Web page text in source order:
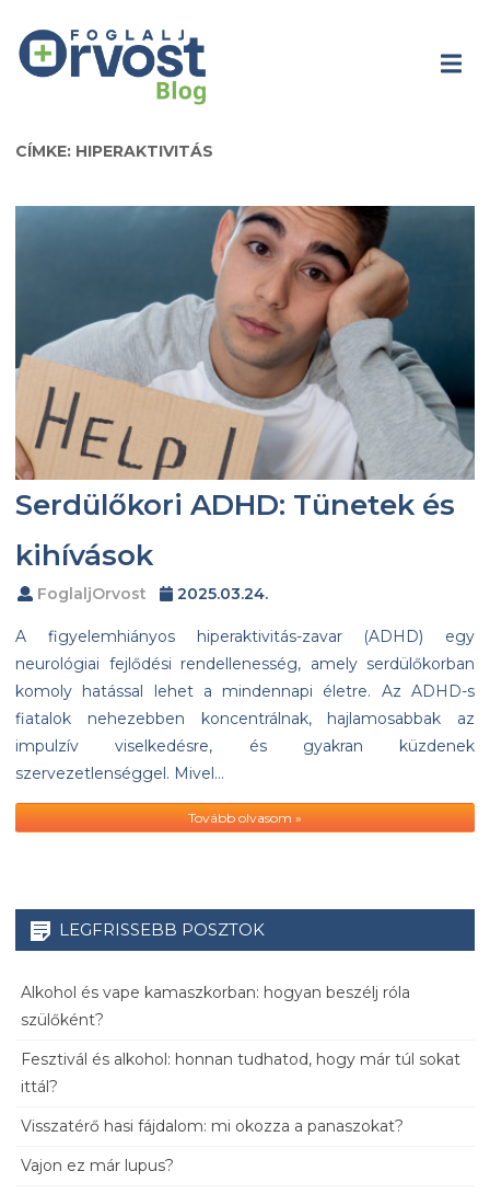
CÍMKE: HIPERAKTIVITÁS
Serdülőkori ADHD: Tünetek és
kihívások
FoglaljOrvost 2025.03.24.
A figyelemhiányos hiperaktivitás-zavar (ADHD) egy
neurológiai fejlődési rendellenesség, amely serdülőkorban
komoly hatással lehet a mindennapi életre. Az ADHD-s
fiatalok nehezebben koncentrálnak, hajlamosabbak az
impulzív viselkedésre, és gyakran küzdenek
szervezetlenséggel. Mivel…
Tovább olvasom »
LEGFRISSEBB POSZTOK
Alkohol és vape kamaszkorban: hogyan beszélj róla
szülőként?
Fesztivál és alkohol: honnan tudhatod, hogy már túl sokat
ittál?
Visszatérő hasi fájdalom: mi okozza a panaszokat?
Vajon ez már lupus?